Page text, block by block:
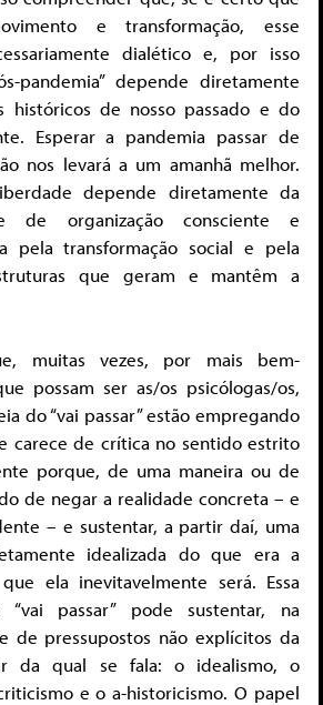
e transformação, esse
dialético e, por isso
pandemia” depende diretamente
históricos de nosso passado e do
Esperar a pandemia passar de
nos levará a um amanhã melhor.
depende diretamente da
de organização consciente e
pela transformação social e pela
que geram e mantêm a
muitas vezes, por mais bem-
possam ser as/os psicólogas/os,
do “vai passar” estão empregando
carece de crítica no sentido estrito
porque, de uma maneira ou de
de negar a realidade concreta – e
– e sustentar, a partir daí, uma
idealizada do que era a
ela inevitavelmente será. Essa
passar” pode sustentar, na
de pressupostos não explícitos da
da qual se fala: o idealismo, o
e o a-historicismo. O papel